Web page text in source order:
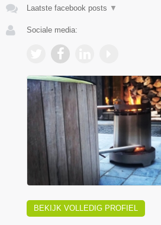
Laatste facebook posts ▼
Sociale media:
BEKIJK VOLLEDIG PROFIEL